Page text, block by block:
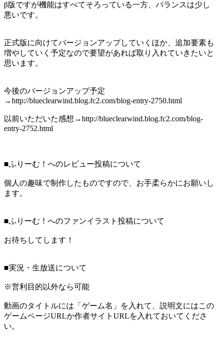
β版ですが機能はすべてそろっている一方、バランスは少し
悪いです。
正式版に向けてバージョンアップしていくほか、追加要素も
増やしていく予定なので要望があれば取り入れていきたいと
思います。
今後のバージョンアップ予定
→http://blueclearwind.blog.fc2.com/blog-entry-2750.html
以前いただいた感想→http://blueclearwind.blog.fc2.com/blog-
entry-2752.html
■ふりーむ！へのレビュー投稿について
個人の趣味で制作したものですので、お手柔らかにお願いし
ます。
■ふりーむ！へのファンイラスト投稿について
お待ちしてします！
■実況・生放送について
※営利目的以外なら可能
動画のタイトルには「ゲーム名」を入れて、説明文にはこの
ゲームページURLか作者サイトURLを入れておいてくださ
い。